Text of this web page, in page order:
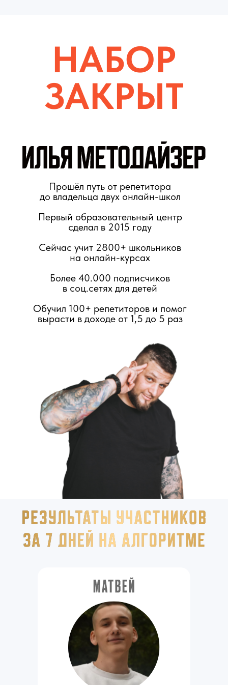
НАБОР
ЗАКРЫТ
Прошёл путь от репетитора
до владельца двух онлайн-школ
Первый образовательный центр
сделал в 2015 году
Сейчас учит 2800+ школьников
на онлайн-курсах
Более 40.000 подписчиков
в соц.сетях для детей
Обучил 100+ репетиторов и помог
вырасти в доходе от 1,5 до 5 раз